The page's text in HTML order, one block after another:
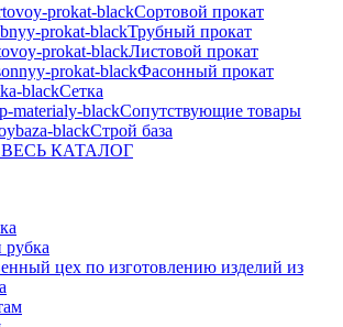
Сортовой прокат
Трубный прокат
Листовой прокат
Фасонный прокат
Сетка
Сопутствующие товары
Строй база
КАТАЛОГ
рубка
цех по изготовлению изделий из